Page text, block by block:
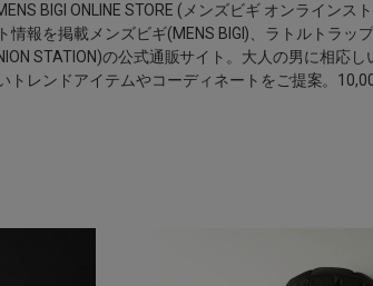
BIGI ONLINE STORE (メンズビギ オンラインス
報を掲載メンズビギ(MENS BIGI)、ラトルトラッ
STATION)の公式通販サイト。大人の男に相応
トレンドアイテムやコーディネートをご提案。